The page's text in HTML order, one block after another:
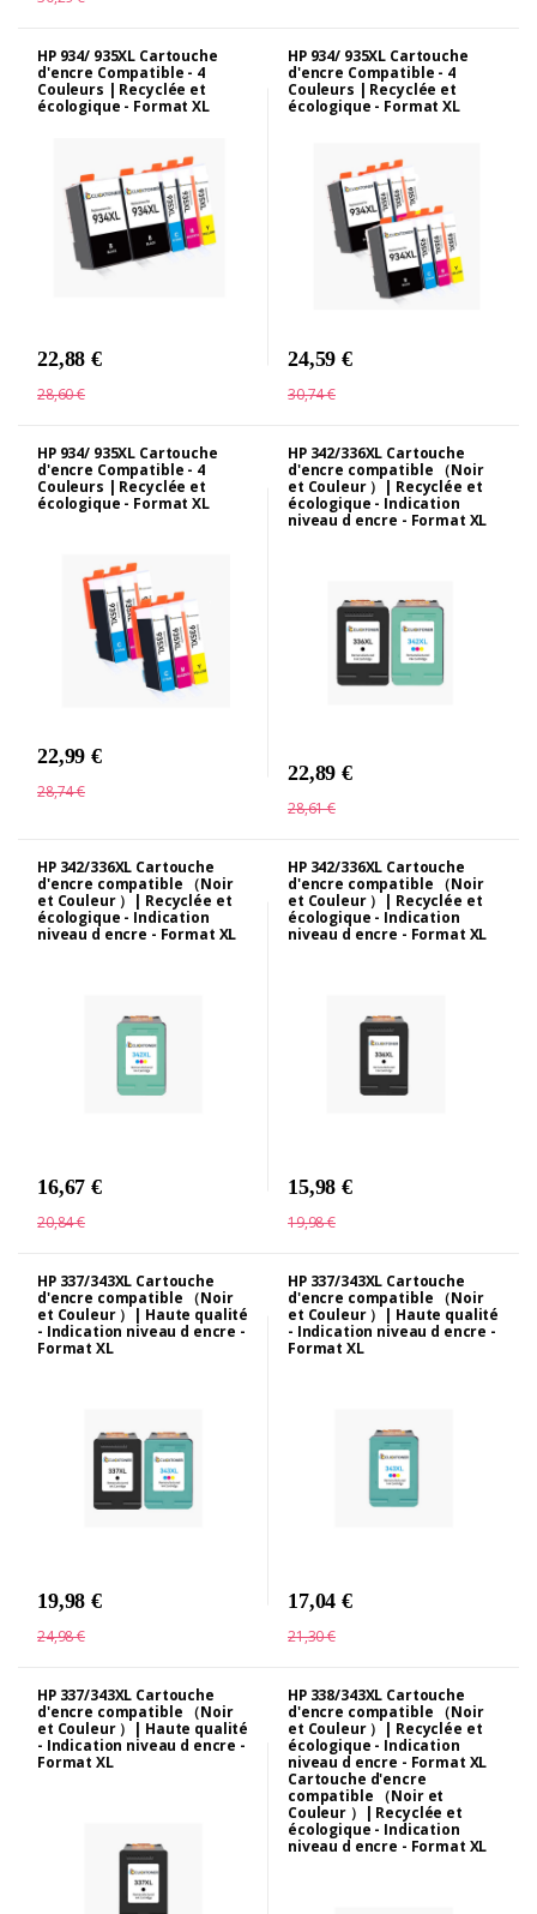
HP 934/ 935XL Cartouche
d'encre Compatible - 4
Couleurs | Recyclée et
écologique - Format XL
22,88 €
28,60 €
HP 934/ 935XL Cartouche
d'encre Compatible - 4
Couleurs | Recyclée et
écologique - Format XL
24,59 €
30,74 €
HP 934/ 935XL Cartouche
d'encre Compatible - 4
Couleurs | Recyclée et
écologique - Format XL
22,99 €
28,74 €
HP 342/336XL Cartouche
d'encre compatible （Noir
et Couleur ）| Recyclée et
écologique - Indication
niveau d encre - Format XL
22,89 €
28,61 €
HP 342/336XL Cartouche
d'encre compatible （Noir
et Couleur ）| Recyclée et
écologique - Indication
niveau d encre - Format XL
16,67 €
20,84 €
HP 342/336XL Cartouche
d'encre compatible （Noir
et Couleur ）| Recyclée et
écologique - Indication
niveau d encre - Format XL
15,98 €
19,98 €
HP 337/343XL Cartouche
d'encre compatible （Noir
et Couleur ）| Haute qualité
- Indication niveau d encre -
Format XL
19,98 €
24,98 €
HP 337/343XL Cartouche
d'encre compatible （Noir
et Couleur ）| Haute qualité
- Indication niveau d encre -
Format XL
17,04 €
21,30 €
HP 337/343XL Cartouche
d'encre compatible （Noir
et Couleur ）| Haute qualité
- Indication niveau d encre -
Format XL
HP 338/343XL Cartouche
d'encre compatible （Noir
et Couleur ）| Recyclée et
écologique - Indication
niveau d encre - Format XL
Cartouche d'encre
compatible （Noir et
Couleur ）| Recyclée et
écologique - Indication
niveau d encre - Format XL